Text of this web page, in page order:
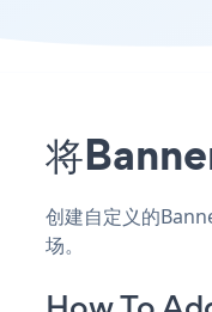
将
创建自定义的
场。